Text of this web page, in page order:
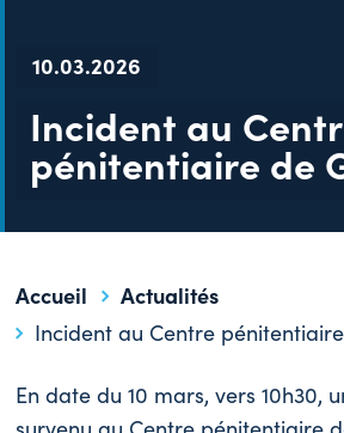
10.03.2026
Incident au
pénitentiaire de
Accueil
Actualités
Incident au Centre
En date du 10 mars, vers 10h30,